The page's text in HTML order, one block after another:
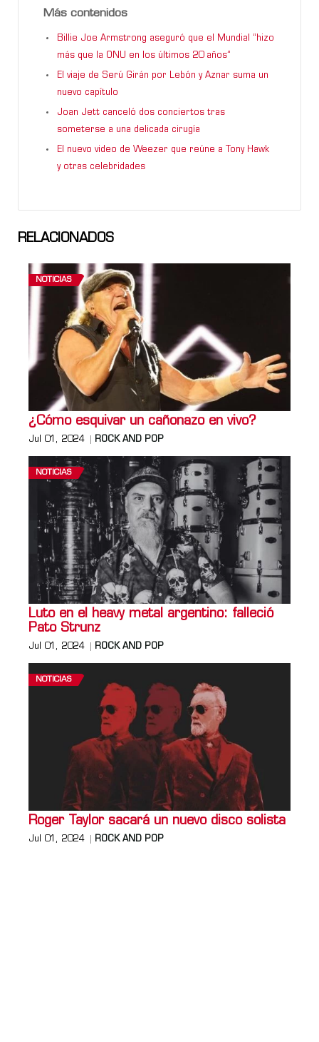
Más contenidos
Billie Joe Armstrong aseguró que el Mundial “hizo
más que la ONU en los últimos 20 años”
El viaje de Serú Girán por Lebón y Aznar suma un
nuevo capítulo
Joan Jett canceló dos conciertos tras
someterse a una delicada cirugía
El nuevo video de Weezer que reúne a Tony Hawk
y otras celebridades
RELACIONADOS
NOTICIAS
¿Cómo esquivar un cañonazo en vivo?
Jul 01, 2024 ROCK AND POP
NOTICIAS
Luto en el heavy metal argentino: falleció
Pato Strunz
Jul 01, 2024 ROCK AND POP
NOTICIAS
Roger Taylor sacará un nuevo disco solista
Jul 01, 2024 ROCK AND POP